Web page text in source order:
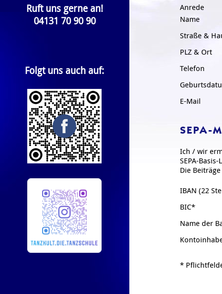
Ruft uns gerne an!
04131 70 90 90
Folgt uns auch auf:
Anrede
Name
Straße &
PLZ & Ort
Telefon
E-Mail
SEPA-
Ich / wir
SEPA-
Die
IBAN (22
BIC*
Name der
*